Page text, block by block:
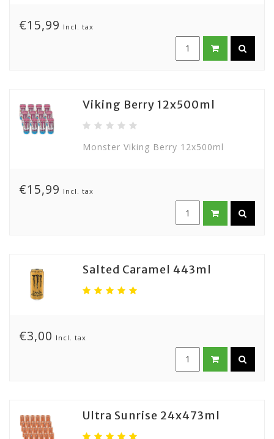
€15,99 Incl. tax
Viking Berry 12x500ml
Monster Viking Berry 12x500ml
€15,99 Incl. tax
Salted Caramel 443ml
€3,00 Incl. tax
Ultra Sunrise 24x473ml